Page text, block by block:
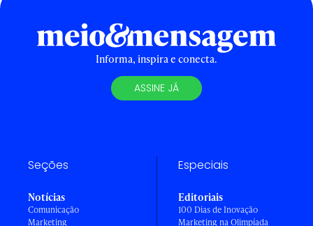
Informa, inspira e conecta.
ASSINE JÁ
Seções
Notícias
Comunicação
Marketing
Especiais
Editoriais
100 Dias de Inovação
Marketing na Olimpíada